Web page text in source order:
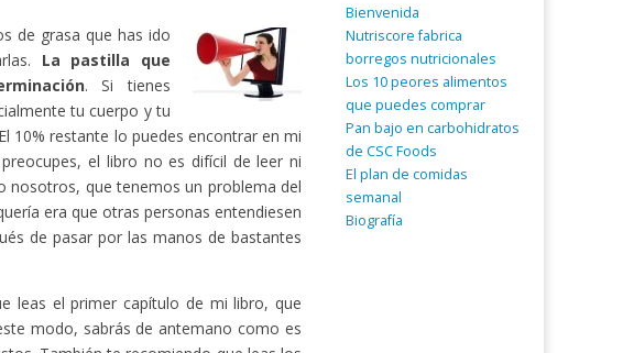
de grasa que has ido
La pastilla que
. Si tienes
tu cuerpo y tu
10% restante lo puedes encontrar en mi
el libro no es difícil de leer ni
nosotros, que tenemos un problema del
era que otras personas entendiesen
de pasar por las manos de bastantes
leas el primer capítulo de mi libro, que
modo, sabrás de antemano como es
Bienvenida
Nutriscore fabrica
borregos nutricionales
Los 10 peores alimentos
que puedes comprar
Pan bajo en carbohidratos
de CSC Foods
El plan de comidas
semanal
Biografía